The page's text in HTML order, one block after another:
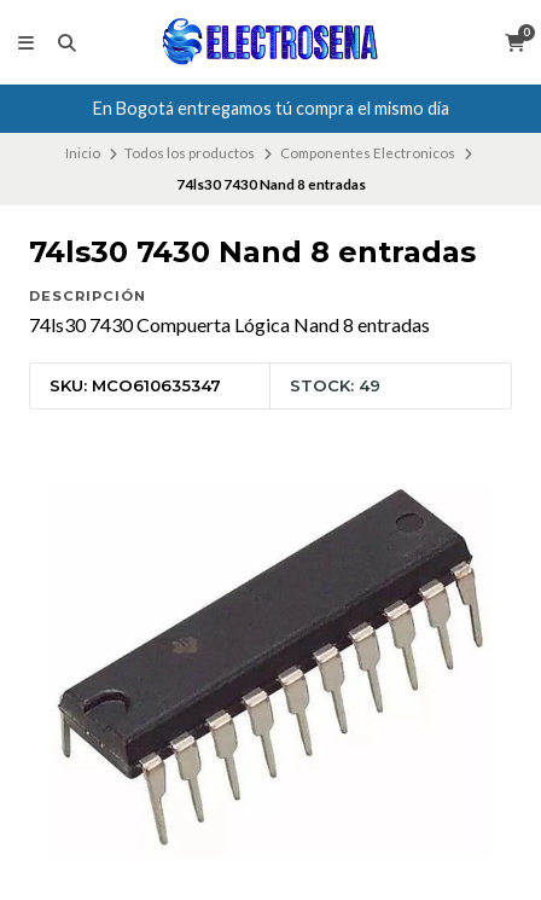
0
En Bogotá entregamos tú compra el mismo día
Inicio Todos los productos
Componentes Electronicos
74ls30 7430 Nand 8 entradas
74ls30 7430 Nand 8 entradas
DESCRIPCIÓN
74ls30 7430 Compuerta Lógica Nand 8 entradas
SKU: MCO610635347 STOCK: 49